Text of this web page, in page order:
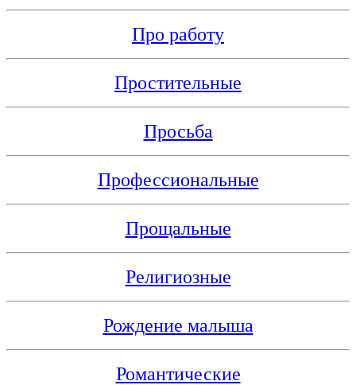
Про работу
Простительные
Просьба
Профессиональные
Прощальные
Религиозные
Рождение малыша
Романтические